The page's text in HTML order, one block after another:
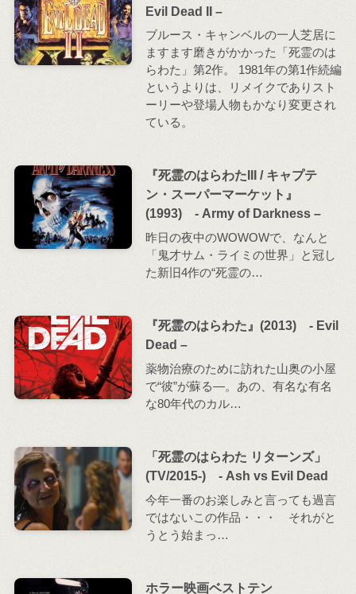
Evil Dead II –
ブルース・キャンベルの一人芝居に
ますます磨きがかかった「死霊のは
らわた」第2作。 1981年の第1作続編
というよりは、リメイクでありスト
ーリーや登場人物もかなり変更され
ている。
『死霊のはらわたIII / キャプテ
ン・スーパーマーケット』
(1993) - Army of Darkness –
昨日の夜中のWOWOWで、なんと
「鬼才サム・ライミの世界」と冠し
た新旧4作の“死霊の…
『死霊のはらわた』(2013) - Evil
Dead –
薬物治療のために訪れた山奥の小屋
で“彼”が蘇る―。あの、有名な有名
な80年代のカル…
「死霊のはらわた リターンズ」
(TV/2015-) - Ash vs Evil Dead
今年一番のお楽しみと言っても過言
ではないこの作品・・・ それがと
うとう始まっ…
ホラー映画ベストテン